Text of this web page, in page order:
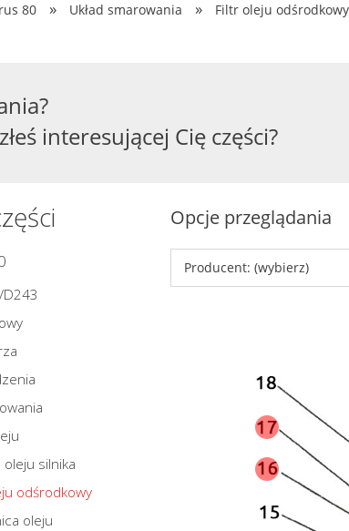
80 » Układ smarowania » Filtr oleju odśrodkowy
interesującej Cię części?
D243
oleju silnika
odśrodkowy
oleju
Opcje przeglądania
Producent: (wybierz)